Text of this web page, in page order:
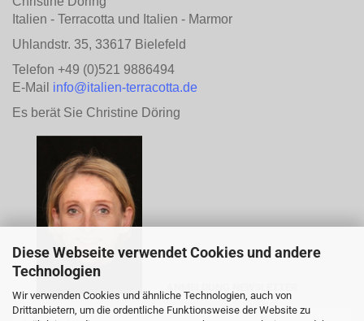
Diese Webseite verwendet Cookies und andere
Technologien
Wir verwenden Cookies und ähnliche Technologien, auch von
Drittanbietern, um die ordentliche Funktionsweise der Website zu
Italien - Terracotta und Italien - Marmor
Uhlandstr. 35, 33617 Bielefeld
Telefon +49 (0)521 9886494
E-Mail info@italien-terracotta.de
Es berät Sie Christine Döring